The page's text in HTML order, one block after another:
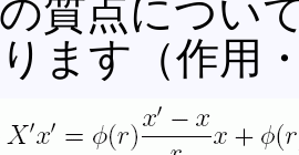
質点につい
ます（作用